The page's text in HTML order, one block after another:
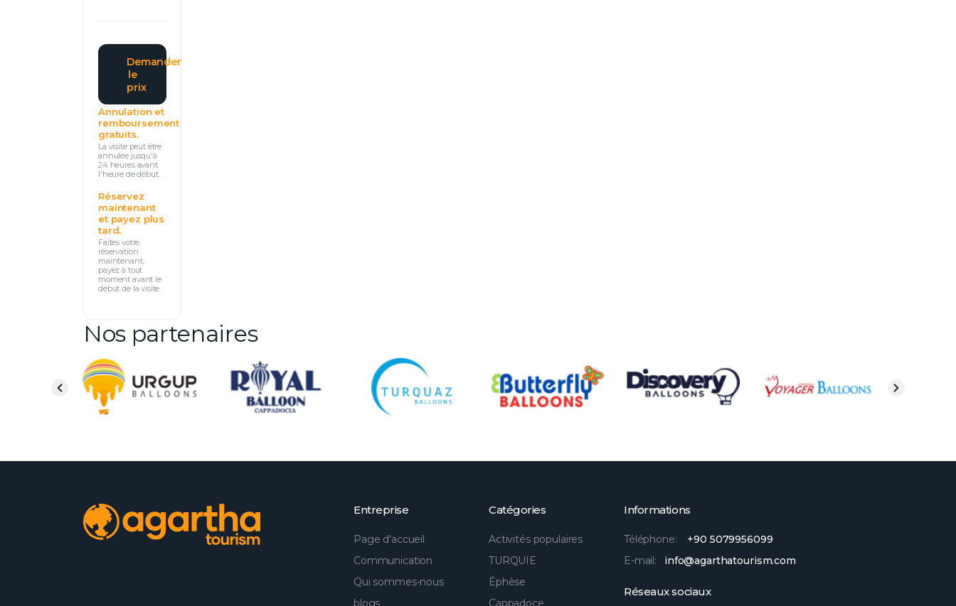
Demander
le
prix
Annulation et
remboursement
gratuits.
La visite peut être
annulée jusqu'à
24 heures avant
l'heure de début.
Réservez
maintenant
et payez plus
tard.
Faites votre
réservation
maintenant,
payez à tout
moment avant le
début de la visite.
Nos partenaires
Entreprise
Page d'accueil
Communication
Qui sommes-nous
blogs
Catégories
Activités populaires
TURQUIE
Éphèse
Cappadoce
Informations
Téléphone:
+90 5079956099
E-mail:
info@agarthatourism.com
Réseaux sociaux